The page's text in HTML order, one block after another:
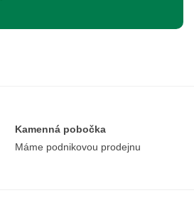
Kamenná pobočka
Máme podnikovou prodejnu